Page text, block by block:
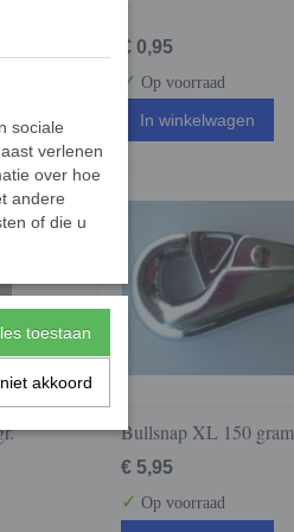
€ 0,95
✓ Op voorraad
In winkelwagen
Bullsnap XL 150 gram
€ 5,95
✓ Op voorraad
sociale
verlenen
over hoe
andere
of die u
toestaan
akkoord